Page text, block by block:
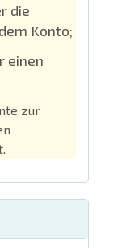
die
Konto;
einen
zur